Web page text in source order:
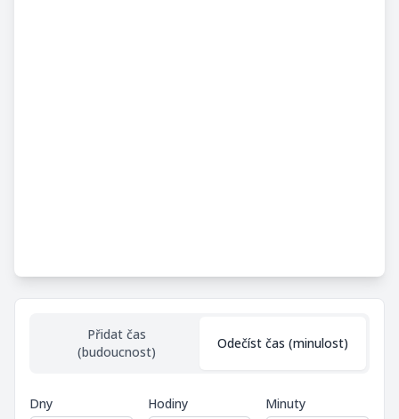
Přidat čas
(budoucnost)
Odečíst čas (minulost)
Dny Hodiny Minuty